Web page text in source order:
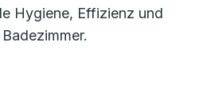
Hygiene, Effizienz und